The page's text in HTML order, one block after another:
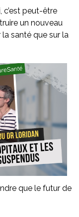
c’est peut-être
un nouveau
santé que sur la
que le futur de